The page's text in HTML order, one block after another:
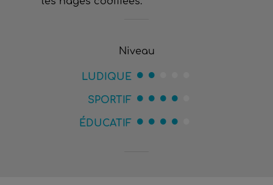
Niveau
LUDIQUE
SPORTIF
ÉDUCATIF